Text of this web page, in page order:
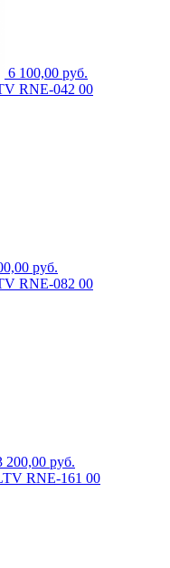
6 100,00 руб.
RNE-042 00
руб.
RNE-082 00
200,00 руб.
RNE-161 00